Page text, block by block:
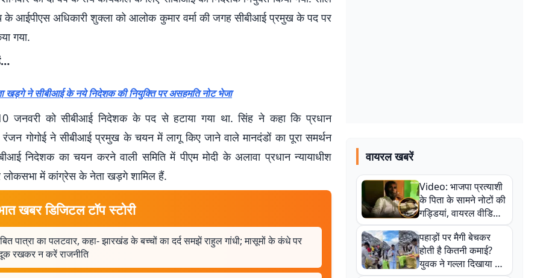
आईपीएस अधिकारी शुक्ला को आलोक कुमार वर्मा की जगह सीबीआई प्रमुख के पद पर
गया.
खड़गे ने सीबीआई के नये निदेशक की नियुक्ति पर असहमति नोट भेजा
10 जनवरी को सीबीआई निदेशक के पद से हटाया गया था. सिंह ने कहा कि प्रधान
रंजन गोगोई ने सीबीआई प्रमुख के चयन में लागू किए जाने वाले मानदंडों का पूरा समर्थन
निदेशक का चयन करने वाली समिति में पीएम मोदी के अलावा प्रधान न्यायाधीश
लोकसभा में कांग्रेस के नेता खड़गे शामिल हैं.
खबर डिजिटल टॉप स्टोरी
पात्रा का पलटवार, कहा- झारखंड के बच्चों का दर्द समझें राहुल गांधी; मासूमों के कंधे पर
रखकर न करें राजनीति
वायरल खबरें
Video: भाजपा प्रत्याशी
के पिता के सामने नोटों की
गड्डियां, वायरल वीडियो
से राजनीति में उबाल,
अजित महतो बोले- TMC
की गंदी चाल
पहाड़ों पर मैगी बेचकर
होती है कितनी कमाई?
युवक ने गल्ला दिखाया तो